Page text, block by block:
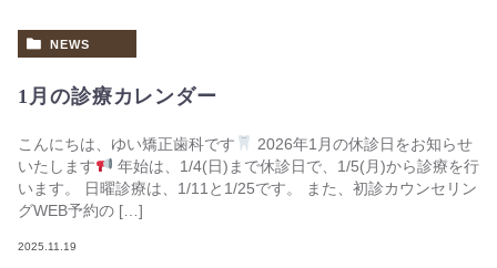
NEWS
1月の診療カレンダー
こんにちは、ゆい矯正歯科です
2026年1月の休診日をお知らせ
いたします
年始は、1/4(日)まで休診日で、1/5(月)から診療を行
います。 日曜診療は、1/11と1/25です。 また、初診カウンセリン
グWEB予約の […]
2025.11.19